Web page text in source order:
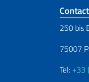
250 bis
75007
Tel: +33